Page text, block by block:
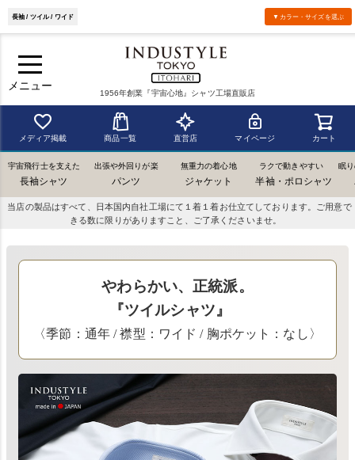
メニュー
1956年創業『宇宙心地』シャツ工場直販店
メディア掲載 商品一覧 直営店 マイページ カート
宇宙飛行士を支えた
長袖シャツ
出張や外回りが楽
パンツ
無重力の着心地
ジャケット
ラクで動きやすい
半袖・ポロシャツ
眠
当店の製品はすべて、日本国内自社工場にて１着１着お仕立てしております。ご用意で
きる数に限りがありますこと、ご了承くださいませ。
長袖 / ツイル / ワイド ▼カラー・サイズを選ぶ
やわらかい、正統派。
『ツイルシャツ』
〈季節：通年 / 襟型：ワイド / 胸ポケット：なし〉